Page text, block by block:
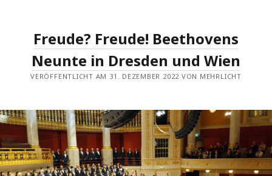
Freude? Freude! Beethovens
Neunte in Dresden und Wien
VERÖFFENTLICHT AM 31. DEZEMBER 2022 VON MEHRLICHT